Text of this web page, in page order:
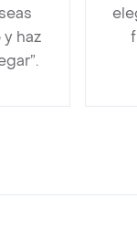
haz